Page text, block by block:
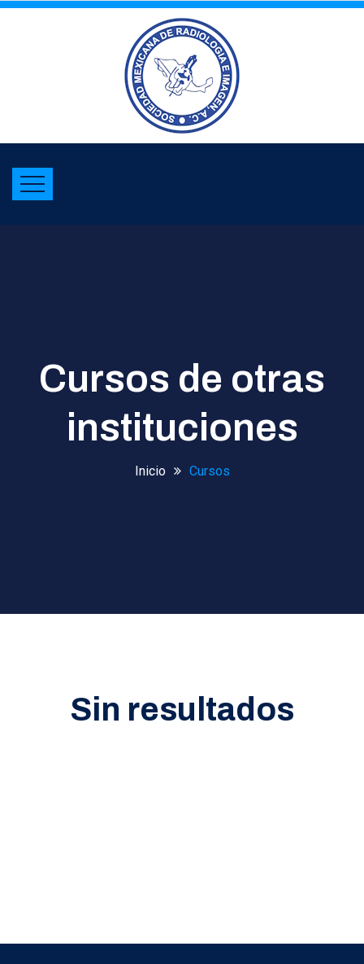
Cursos de otras
instituciones
Inicio Cursos
Sin resultados